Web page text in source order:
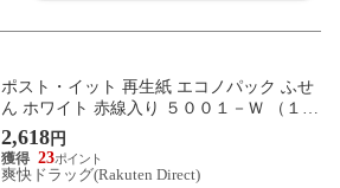
ポスト・イット 再生紙 エコノパック ふせ
ん ホワイト 赤線入り ５００１－Ｗ （１０
０枚＊２０パッド）
2,618円
23
爽快ドラッグ(Rakuten Direct)